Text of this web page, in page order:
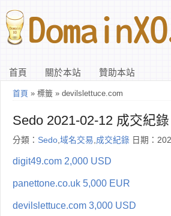
首頁 關於本站 贊助本站
首頁 » 標籤 » devilslettuce.com
Sedo 2021-02-12 成交紀錄
分類： Sedo,域名交易,成交紀錄 日期：
digit49.com 2,000 USD
panettone.co.uk 5,000 EUR
devilslettuce.com 3,000 USD